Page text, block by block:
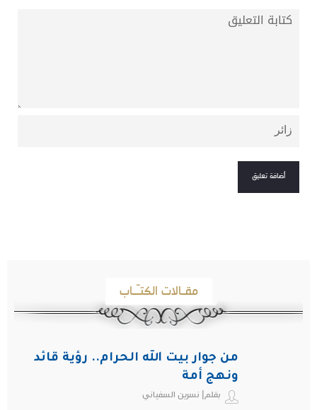
مقـالات الكتـّـاب
من جوار بيت الله الحرام.. رؤية قائد
ونهج أمة
بقلم| نسرين السفياني